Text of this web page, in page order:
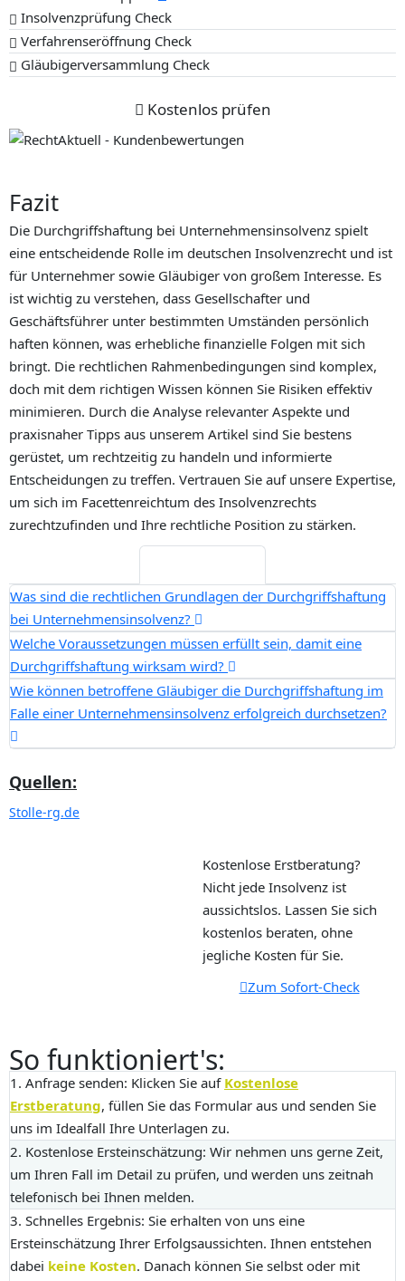
Insolvenzprüfung Check
Verfahrenseröffnung Check
Gläubigerversammlung Check
Kostenlos prüfen
Fazit
Die Durchgriffshaftung bei Unternehmensinsolvenz spielt
eine entscheidende Rolle im deutschen Insolvenzrecht und ist
für Unternehmer sowie Gläubiger von großem Interesse. Es
ist wichtig zu verstehen, dass Gesellschafter und
Geschäftsführer unter bestimmten Umständen persönlich
haften können, was erhebliche finanzielle Folgen mit sich
bringt. Die rechtlichen Rahmenbedingungen sind komplex,
doch mit dem richtigen Wissen können Sie Risiken effektiv
minimieren. Durch die Analyse relevanter Aspekte und
praxisnaher Tipps aus unserem Artikel sind Sie bestens
gerüstet, um rechtzeitig zu handeln und informierte
Entscheidungen zu treffen. Vertrauen Sie auf unsere Expertise,
um sich im Facettenreichtum des Insolvenzrechts
zurechtzufinden und Ihre rechtliche Position zu stärken.
Was sind die rechtlichen Grundlagen der Durchgriffshaftung
bei Unternehmensinsolvenz?
Welche Voraussetzungen müssen erfüllt sein, damit eine
Durchgriffshaftung wirksam wird?
Wie können betroffene Gläubiger die Durchgriffshaftung im
Falle einer Unternehmensinsolvenz erfolgreich durchsetzen?
Quellen:
Stolle-rg.de
Kostenlose Erstberatung?
Nicht jede Insolvenz ist
aussichtslos. Lassen Sie sich
kostenlos beraten, ohne
jegliche Kosten für Sie.
Zum Sofort-Check
So funktioniert's:
1. Anfrage senden: Klicken Sie auf Kostenlose
Erstberatung, füllen Sie das Formular aus und senden Sie
uns im Idealfall Ihre Unterlagen zu.
2. Kostenlose Ersteinschätzung: Wir nehmen uns gerne Zeit,
um Ihren Fall im Detail zu prüfen, und werden uns zeitnah
telefonisch bei Ihnen melden.
3. Schnelles Ergebnis: Sie erhalten von uns eine
Ersteinschätzung Ihrer Erfolgsaussichten. Ihnen entstehen
dabei keine Kosten. Danach können Sie selbst oder mit